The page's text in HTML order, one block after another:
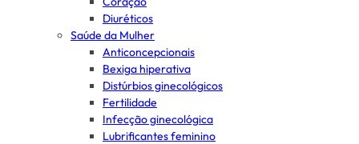
Diuréticos
Saúde da Mulher
Anticoncepcionais
Bexiga hiperativa
Distúrbios ginecológicos
Fertilidade
Infecção ginecológica
Lubrificantes feminino